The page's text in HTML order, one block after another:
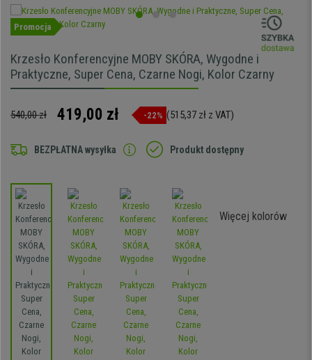
Promocja
Krzesło Konferencyjne MOBY SKÓRA, Wygodne i
Praktyczne, Super Cena, Czarne Nogi, Kolor Czarny
540,00 zł 419,00 zł -22% (515,37 zł z VAT)
BEZPŁATNA wysyłka Produkt dostępny
Więcej kolorów